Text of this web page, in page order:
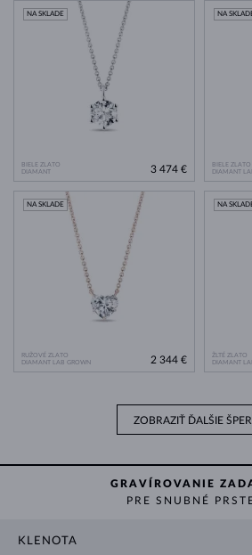
BIELE ZLATO
DIAMANT
NA SKLADE
3 474 €
BIELE ZLATO
DIAMANT
NA
RUŽOVÉ ZLATO
DIAMANT LAB GROWN
NA SKLADE
2 344 €
ŽLTÉ ZLATO
DIAMANT
NA
ZOBRAZIŤ ĎALŠIE
GRAVÍROVANIE
PRE SNUBNÉ
KLENOTA